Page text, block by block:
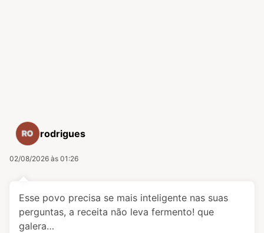
rodrigues
02/08/2026 às 01:26
Esse povo precisa se mais inteligente nas suas
perguntas, a receita não leva fermento! que
galera…